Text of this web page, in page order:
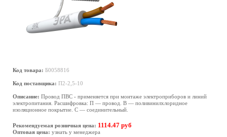
Код товара: Б0058816
Код поставщика: П2-2,5-10
Описание: Провод ПВС - применяется при монтаже электроприборов и линий
электропитания. Расшифровка: П — провод. В — поливинилхлоридное
изоляционное покрытие. С — соединительный.
Рекомендуемая розничная цена: 1114.47 руб
Оптовая цена: узнать у менеджера